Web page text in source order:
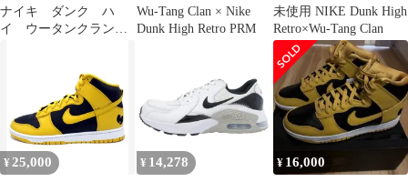
ナイキ ダンク ハ
イ ウータンクラン
Wu-Tang Clan × Nike
Dunk High Retro PRM
未使用 NIKE Dunk High
Retro×Wu-Tang Clan
¥ 25,000 ¥ 14,278 ¥ 16,000